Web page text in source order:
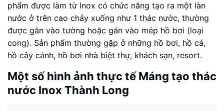
phẩm được làm từ Inox có chức năng tạo ra một làn
nước ở trên cao chảy xuống như 1 thác nước, thường
được gắn vào tường hoặc gắn vào mép hồ bơi (loại
cong). Sản phẩm thường gặp ở những hồ bơi, hồ cá,
hồ cây cảnh, hồ bơi nhà biệt thự, khách sạn, resort.
Một số hình ảnh thực tế Máng tạo thác
nước Inox Thành Long